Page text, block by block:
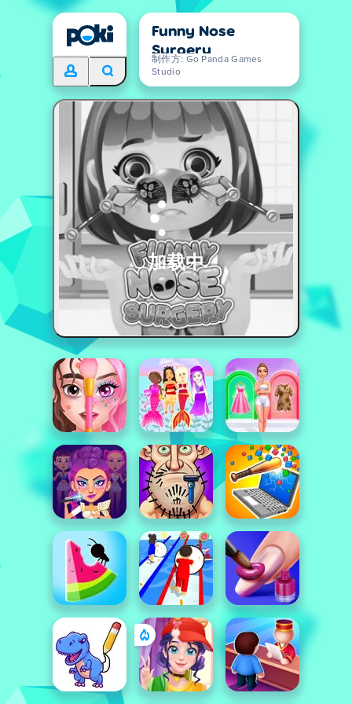
Funny Nose
Surgery
制作方: Go Panda Games
Studio
加载中